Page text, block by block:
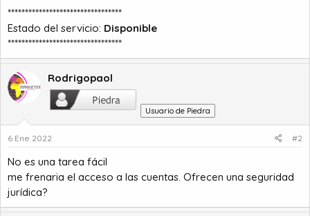
*********************************
Estado del servicio: Disponible
*********************************
Rodrigopaol
Usuario de Piedra
6 Ene 2022 #2
No es una tarea fácil
me frenaria el acceso a las cuentas. Ofrecen una seguridad
jurídica?